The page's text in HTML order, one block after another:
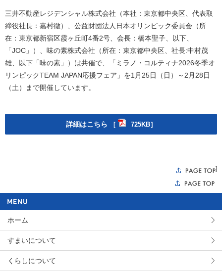
お問い合わせ
サイトマップ
公式アカウント一覧
三井不動産レジデンシャル株式会社（本社：東京都中央区、代表取
締役社長：嘉村徹）、公益財団法人日本オリンピック委員会（所
在：東京都新宿区霞ヶ丘町4番2号、会長：橋本聖子、以下、
「JOC」）、味の素株式会社（所在：東京都中央区、社長:中村茂
雄、以下「味の素」）は共催で、「ミラノ・コルティナ2026冬季オ
リンピックTEAM JAPAN応援フェア」を1月25日（日）～2月28日
（土）まで開催しています。
詳細はこちら ［ 725KB］
]
ホーム
すまいについて
くらしについて